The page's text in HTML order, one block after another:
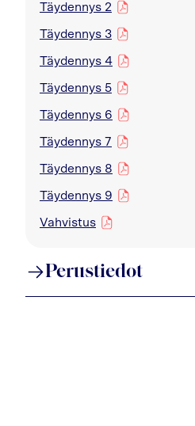
Täydennys 2
pdf
Täydennys 3
pdf
Täydennys 4
pdf
Täydennys 5
pdf
Täydennys 6
pdf
Täydennys 7
pdf
Täydennys 8
pdf
Täydennys 9
pdf
Vahvistus
pdf
Perustiedot